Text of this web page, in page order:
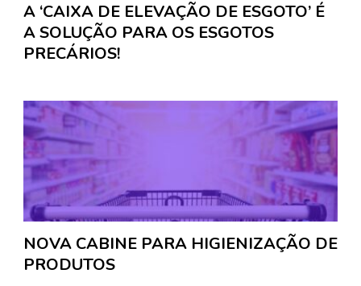
A ‘CAIXA DE ELEVAÇÃO DE ESGOTO’ É
A SOLUÇÃO PARA OS ESGOTOS
PRECÁRIOS!
NOVA CABINE PARA HIGIENIZAÇÃO DE
PRODUTOS